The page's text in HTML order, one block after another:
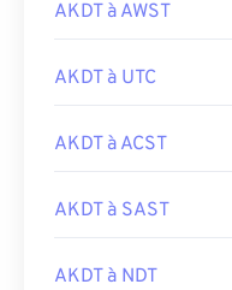
AKDT à AWST
AKDT à UTC
AKDT à ACST
AKDT à SAST
AKDT à NDT